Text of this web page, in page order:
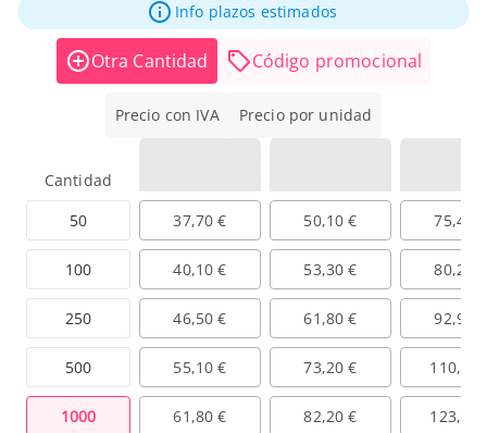
Info plazos estimados
Otra Cantidad Código promocional
Precio con IVA Precio por unidad
Cantidad
50
100
250
500
1000
37,70 € 50,10 € 75,40 €
40,10 € 53,30 € 80,20 €
46,50 € 61,80 € 92,90 €
55,10 € 73,20 € 110,10
61,80 € 82,20 € 123,60